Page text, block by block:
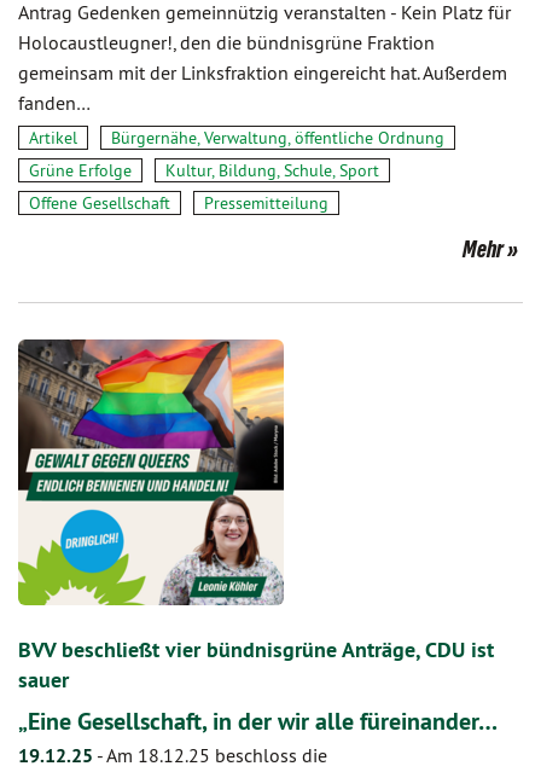
Antrag Gedenken gemeinnützig veranstalten - Kein Platz für
Holocaustleugner!, den die bündnisgrüne Fraktion
gemeinsam mit der Linksfraktion eingereicht hat. Außerdem
fanden…
Artikel
Bürgernähe, Verwaltung, öffentliche Ordnung
Grüne Erfolge
Kultur, Bildung, Schule, Sport
Offene Gesellschaft
Pressemitteilung
Mehr
BVV beschließt vier bündnisgrüne Anträge, CDU ist
sauer
„Eine Gesellschaft, in der wir alle füreinander…
19.12.25 -Am 18.12.25 beschloss die